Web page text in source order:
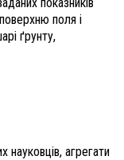
поля і
ґрунту,
науковців, агрегати